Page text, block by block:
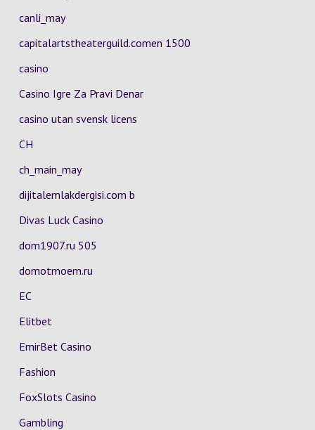
canli_may
capitalartstheaterguild.comen 1500
casino
Casino Igre Za Pravi Denar
casino utan svensk licens
CH
ch_main_may
dijitalemlakdergisi.com b
Divas Luck Casino
dom1907.ru 505
domotmoem.ru
EC
Elitbet
EmirBet Casino
Fashion
FoxSlots Casino
Gambling